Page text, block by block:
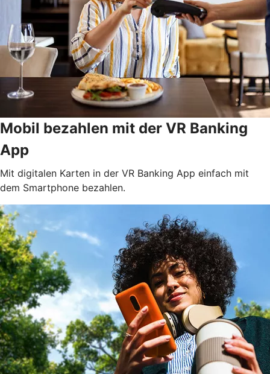
Mobil bezahlen mit der VR Banking
App
Mit digitalen Karten in der VR Banking App einfach mit
dem Smartphone bezahlen.